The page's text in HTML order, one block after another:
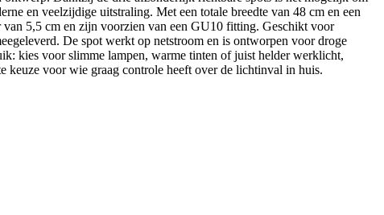
en veelzijdige uitstraling. Met een totale breedte van 48 cm en een
van 5,5 cm en zijn voorzien van een GU10 fitting. Geschikt voor
De spot werkt op netstroom en is ontworpen voor droge
kies voor slimme lampen, warme tinten of juist helder werklicht,
voor wie graag controle heeft over de lichtinval in huis.